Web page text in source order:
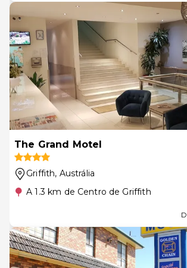
The Grand Motel
Griffith, Austrália
A 1.3 km de Centro de Griffith